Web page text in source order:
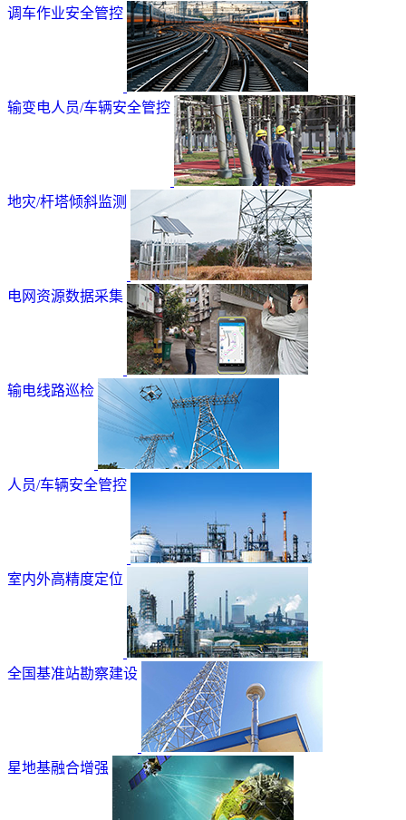
调车作业安全管控
输变电人员/车辆安全管控
地灾/杆塔倾斜监测
电网资源数据采集
输电线路巡检
人员/车辆安全管控
室内外高精度定位
全国基准站勘察建设
星地基融合增强